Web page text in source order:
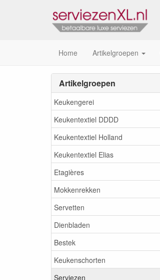
Home Artikelgroepen
Artikelgroepen
Keukengerei
Keukentextiel DDDD
Keukentextiel Holland
Keukentextiel Elias
Etagières
Mokkenrekken
Servetten
Dienbladen
Bestek
Keukenschorten
Serviezen